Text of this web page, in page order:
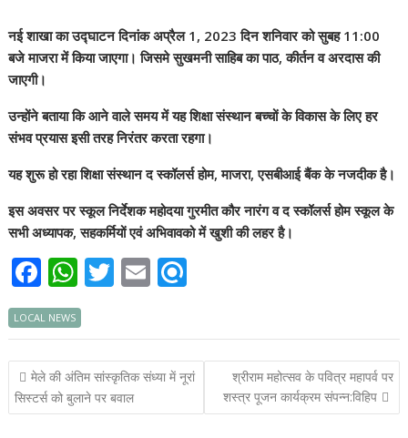
नई शाखा का उद्घाटन दिनांक अप्रैल 1, 2023 दिन शनिवार को सुबह 11:00
बजे माजरा में किया जाएगा। जिसमे सुखमनी साहिब का पाठ, कीर्तन व अरदास की
जाएगी।
उन्होंने बताया कि आने वाले समय में यह शिक्षा संस्थान बच्चों के विकास के लिए हर
संभव प्रयास इसी तरह निरंतर करता रहगा।
यह शुरू हो रहा शिक्षा संस्थान द स्कॉलर्स होम, माजरा, एसबीआई बैंक के नजदीक है।
इस अवसर पर स्कूल निर्देशक महोदया गुरमीत कौर नारंग व द स्कॉलर्स होम स्कूल के
सभी अध्यापक, सहकर्मियों एवं अभिवावको में खुशी की लहर है।
F
ac
e
b
o
o
W
h
at
s
A
p
T
itt
er
E
ai
l
i
n
d
LOCAL NEWS
Post
navigation
मेले की अंतिम सांस्कृतिक संध्या में नूरां
सिस्टर्स को बुलाने पर बवाल
श्रीराम महोत्सव के पवित्र महापर्व पर
शस्त्र पूजन कार्यक्रम संपन्न:विहिप